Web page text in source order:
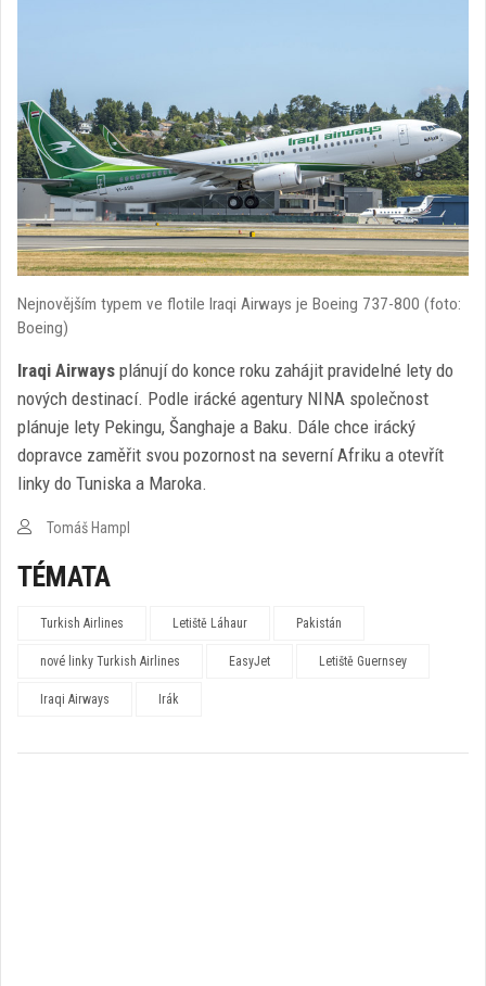
Nejnovějším typem ve flotile Iraqi Airways je Boeing 737-800 (foto:
Boeing)
Iraqi Airways plánují do konce roku zahájit pravidelné lety do
nových destinací. Podle irácké agentury NINA společnost
plánuje lety Pekingu, Šanghaje a Baku. Dále chce irácký
dopravce zaměřit svou pozornost na severní Afriku a otevřít
linky do Tuniska a Maroka.
Tomáš Hampl
TÉMATA
Turkish Airlines Letiště Láhaur Pakistán
nové linky Turkish Airlines EasyJet Letiště Guernsey
Iraqi Airways Irák